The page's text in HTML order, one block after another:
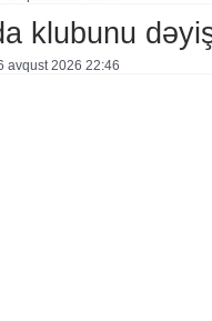
klubunu
avqust 2026 22:46